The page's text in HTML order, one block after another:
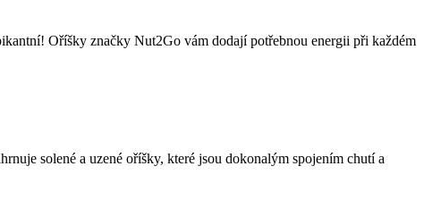
Oříšky značky Nut2Go vám dodají potřebnou energii při každém
solené a uzené oříšky, které jsou dokonalým spojením chutí a